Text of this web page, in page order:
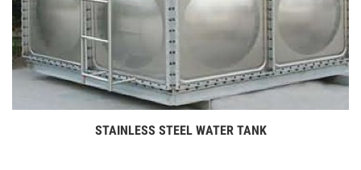
Дэлгэрэнгүй
STAINLESS STEEL WATER TANK